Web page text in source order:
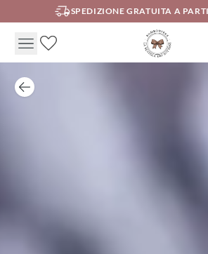
SPEDIZIONE GRATUITA A